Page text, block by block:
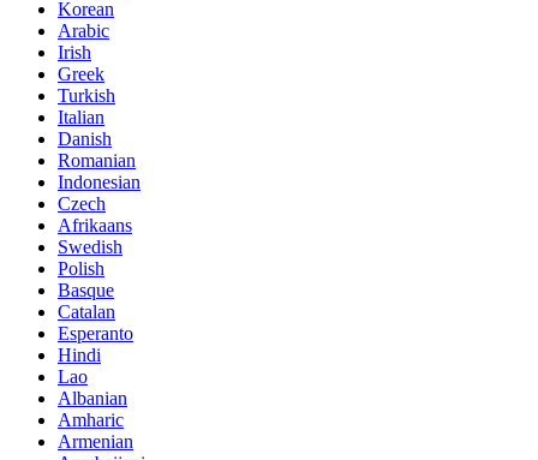
Korean
Arabic
Irish
Greek
Turkish
Italian
Danish
Romanian
Indonesian
Czech
Afrikaans
Swedish
Polish
Basque
Catalan
Esperanto
Hindi
Lao
Albanian
Amharic
Armenian